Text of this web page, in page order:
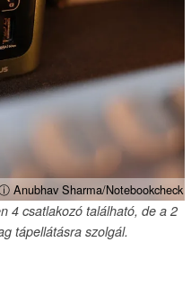
Anubhav Sharma/Notebookcheck
4 csatlakozó található, de a 2
tápellátásra szolgál.